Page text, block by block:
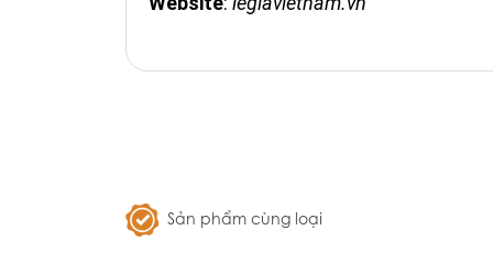
Sản phẩm cùng loại